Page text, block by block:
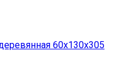
60х130х305